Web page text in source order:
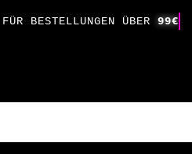
FÜR BESTELLUNGEN ÜBER 99€